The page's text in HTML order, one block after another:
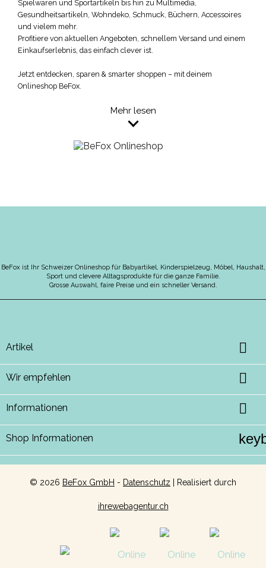
Spielwaren und Sportartikeln bis hin zu Multimedia,
Gesundheitsartikeln, Wohndeko, Schmuck, Büchern, Accessoires
und vielem mehr.
Profitiere von aktuellen Angeboten, schnellem Versand und einem
Einkaufserlebnis, das einfach clever ist.
Jetzt entdecken, sparen & smarter shoppen – mit deinem
Onlineshop BeFox.
Mehr lesen
BeFox ist Ihr Schweizer Onlineshop für Babyartikel, Kinderspielzeug, Möbel, Haushalt,
Sport und clevere Alltagsprodukte für die ganze Familie.
Grosse Auswahl, faire Preise und ein schneller Versand.
Artikel 
Wir empfehlen 
Informationen 
Shop Informationen
© 2026 BeFox GmbH - Datenschutz | Realisiert durch
ihrewebagentur.ch